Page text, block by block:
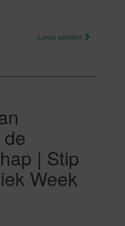
Lees verder
| Stip
Week